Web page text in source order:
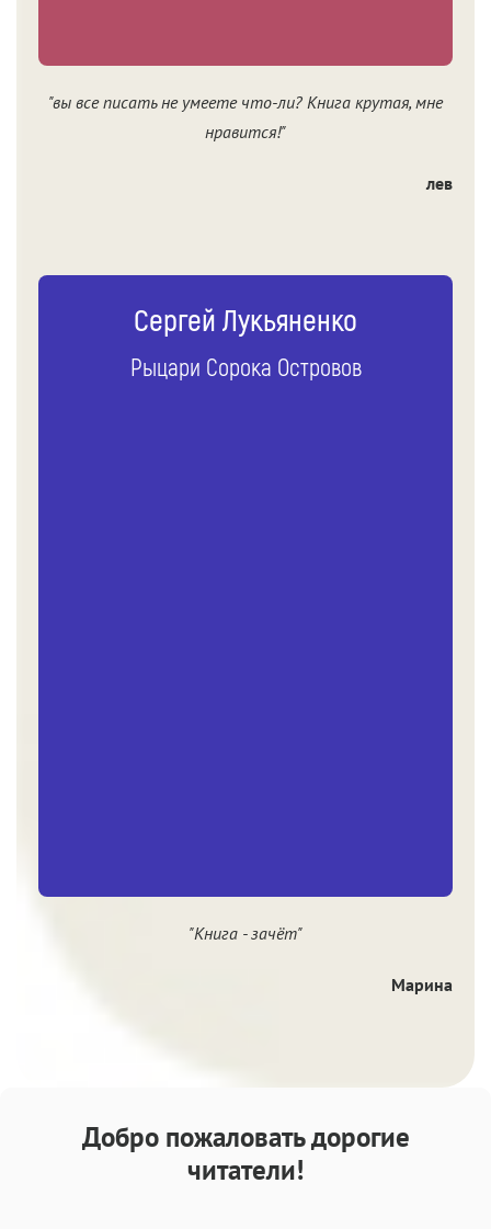
"вы все писать не умеете что-ли? Книга крутая, мне
нравится!"
лев
Сергей Лукьяненко
Рыцари Cорока Oстровов
"Книга - зачёт"
Марина
Добро пожаловать дорогие
читатели!